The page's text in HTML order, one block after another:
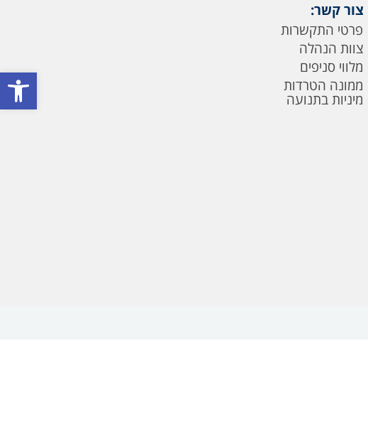
פתח
צור קשר:
פרטי התקשרות
צוות הנהלה
מלווי סניפים
ממונה הטרדות
מיניות בתנועה